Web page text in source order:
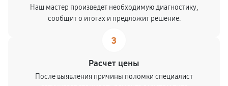
Наш мастер произведет необходимую диагностику,
сообщит о итогах и предложит решение.
3
Расчет цены
После выявления причины поломки специалист